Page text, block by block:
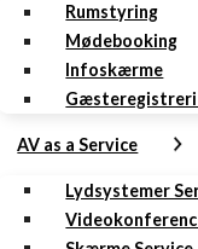
Rumstyring
Mødebooking
Infoskærme
AV as a Service
Lydsystemer